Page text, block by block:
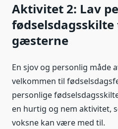
Aktivitet 2: Lav
gæsterne
En sjov og personlig måde
velkommen til
personlige
en hurtig og nem aktivitet,
voksne kan være med til.